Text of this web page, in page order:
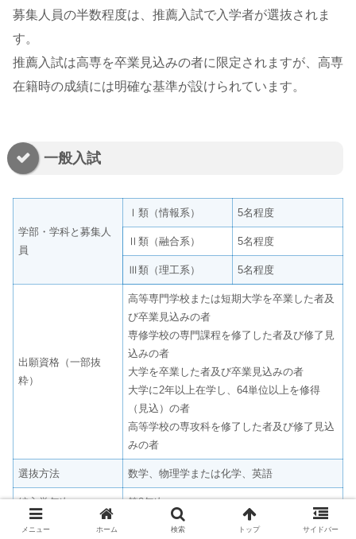
募集人員の半数程度は、推薦入試で入学者が選抜されま
す。
推薦入試は高専を卒業見込みの者に限定されますが、高専
在籍時の成績には明確な基準が設けられています。
一般入試
学部・学科と募集人
員
Ⅰ類（情報系） 5名程度
Ⅱ類（融合系） 5名程度
Ⅲ類（理工系） 5名程度
出願資格（一部抜
粋）
高等専門学校または短期大学を卒業した者及
び卒業見込みの者
専修学校の専門課程を修了した者及び修了見
込みの者
大学を卒業した者及び卒業見込みの者
大学に2年以上在学し、64単位以上を修得
（見込）の者
高等学校の専攻科を修了した者及び修了見込
みの者
選抜方法 数学、物理学または化学、英語
編入学年次 第3年次
メニュー ホーム 検索 トップ サイドバー